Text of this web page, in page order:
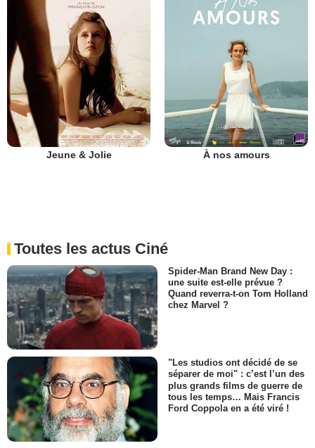
Jeune & Jolie À nos amours
Toutes les actus Ciné
Spider-Man Brand New Day :
une suite est-elle prévue ?
Quand reverra-t-on Tom Holland
chez Marvel ?
"Les studios ont décidé de se
séparer de moi" : c’est l’un des
plus grands films de guerre de
tous les temps… Mais Francis
Ford Coppola en a été viré !